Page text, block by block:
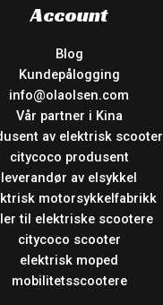
Account
Blog
Kundepålogging
info@olaolsen.com
Vår partner i Kina
av elektrisk scooter
citycoco produsent
leverandør av elsykkel
motorsykkelfabrikk
til elektriske scootere
citycoco scooter
elektrisk moped
mobilitetsscootere